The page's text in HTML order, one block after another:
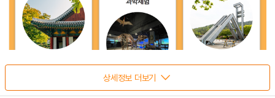
상세정보 더보기